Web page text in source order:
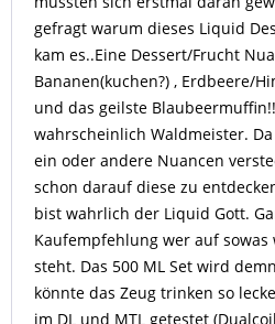
gefragt warum dieses Liquid
kam es..Eine Dessert/Frucht
Bananen(kuchen?) , Erdbeere/
und das geilste
wahrscheinlich Waldmeister.
ein oder andere Nuancen
schon darauf diese zu
bist wahrlich der Liquid Gott.
Kaufempfehlung wer auf
steht. Das 500 ML Set wird
könnte das Zeug trinken so
im DL und MTL getestet